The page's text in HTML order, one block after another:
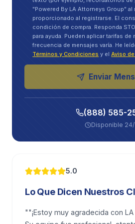
negligencia comparativa, así
frecuentemente intentan
culpa para reducir lo que
Cómo las compañías de
pagar menos — y cómo
comunes
proteger el dinero de la
significar conversaciones
disciplinado.
Aquí están las trampas más
en su lugar:
"Powered By LA Attorneys Group" al
proporcionado al registrarse. El
condición de compra. Responda
para ayuda. Pueden aplicar tarifas de
frecuencia de mensajes varía. He
Términos y Condiciones y el Aviso
Enviar
(888) 585-
Disponible
5.0
Lo Que Dicen Nuestros
""¡Estoy muy agradecida con